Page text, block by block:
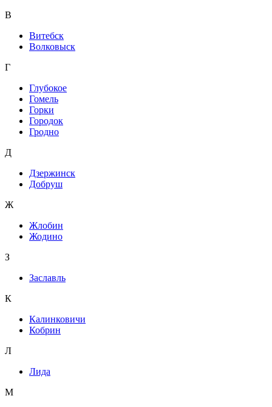
В
Витебск
Волковыск
Г
Глубокое
Гомель
Горки
Городок
Гродно
Д
Дзержинск
Добруш
Ж
Жлобин
Жодино
З
Заславль
К
Калинковичи
Кобрин
Л
Лида
М